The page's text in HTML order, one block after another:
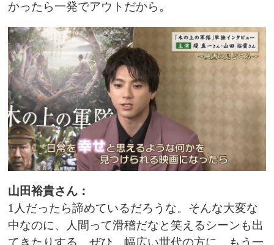
かったら一発でアウトだから。
山田裕貴さん：
1人だったら諦めているだろうな。そんな大変な
中なのに、人間って滑稽だなと笑えるシーンも出
てきたりする。ぜひ、幅広い世代の方に、もう一